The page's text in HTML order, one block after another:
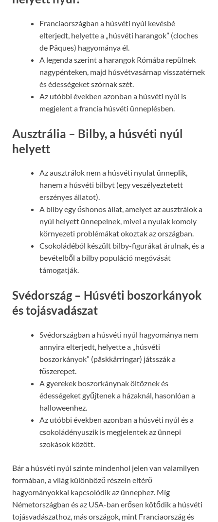
Franciaországban a húsvéti nyúl kevésbé
elterjedt, helyette a „húsvéti harangok” (cloches
de Pâques) hagyománya él.
A legenda szerint a harangok Rómába repülnek
nagypénteken, majd húsvétvasárnap visszatérnek
és édességeket szórnak szét.
Az utóbbi években azonban a húsvéti nyúl is
megjelent a francia húsvéti ünneplésben.
Ausztrália – Bilby, a húsvéti nyúl
helyett
Az ausztrálok nem a húsvéti nyulat ünneplik,
hanem a húsvéti bilbyt (egy veszélyeztetett
erszényes állatot).
A bilby egy őshonos állat, amelyet az ausztrálok a
nyúl helyett ünnepelnek, mivel a nyulak komoly
környezeti problémákat okoztak az országban.
Csokoládéból készült bilby-figurákat árulnak, és a
bevételből a bilby populáció megóvását
támogatják.
Svédország – Húsvéti boszorkányok
és tojásvadászat
Svédországban a húsvéti nyúl hagyománya nem
annyira elterjedt, helyette a „húsvéti
boszorkányok” (påskkärringar) játsszák a
főszerepet.
A gyerekek boszorkánynak öltöznek és
édességeket gyűjtenek a házaknál, hasonlóan a
halloweenhez.
Az utóbbi években azonban a húsvéti nyúl és a
csokoládényuszik is megjelentek az ünnepi
szokások között.
Bár a húsvéti nyúl szinte mindenhol jelen van valamilyen
formában, a világ különböző részein eltérő
hagyományokkal kapcsolódik az ünnephez. Míg
Németországban és az USA-ban erősen kötődik a húsvéti
tojásvadászathoz, más országok, mint Franciaország és